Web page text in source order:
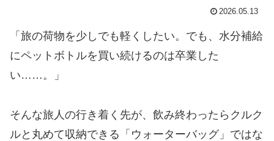
2026.05.13
​「旅の荷物を少しでも軽くしたい。でも、水分補給
にペットボトルを買い続けるのは卒業した
い……。」
​そんな旅人の行き着く先が、飲み終わったらクルク
ルと丸めて収納できる「ウォーターバッグ」ではな